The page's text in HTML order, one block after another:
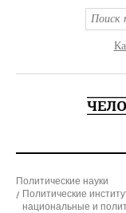
Политические науки
Политические
национальные и